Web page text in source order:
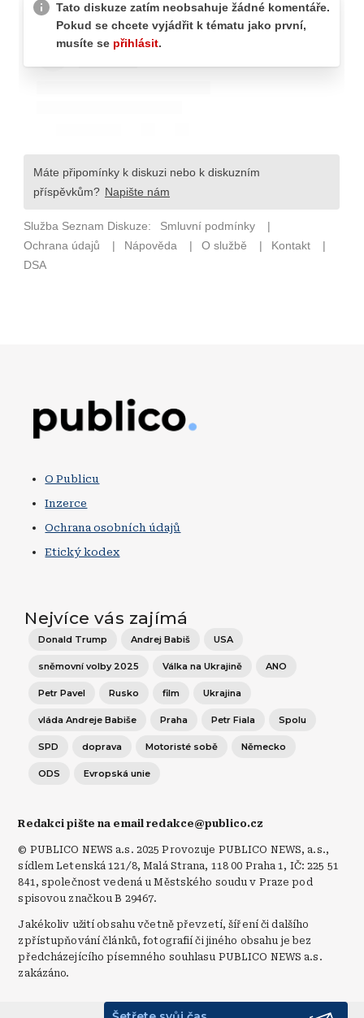
O Publicu
Inzerce
Ochrana osobních údajů
Etický kodex
Nejvíce vás zajímá
Donald Trump Andrej Babiš USA
sněmovní volby 2025 Válka na Ukrajině ANO
Petr Pavel Rusko film Ukrajina
vláda Andreje Babiše Praha Petr Fiala Spolu
SPD doprava Motoristé sobě Německo
ODS Evropská unie
Redakci pište na email redakce@publico.cz
© PUBLICO NEWS a.s. 2025 Provozuje PUBLICO NEWS, a.s.,
sídlem Letenská 121/8, Malá Strana, 118 00 Praha 1, IČ: 225 51
841, společnost vedená u Městského soudu v Praze pod
spisovou značkou B 29467.
Jakékoliv užití obsahu včetně převzetí, šíření či dalšího
zpřístupňování článků, fotografií či jiného obsahu je bez
předcházejícího písemného souhlasu PUBLICO NEWS a.s.
zakázáno.